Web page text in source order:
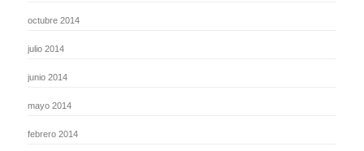
octubre 2014
julio 2014
junio 2014
mayo 2014
febrero 2014